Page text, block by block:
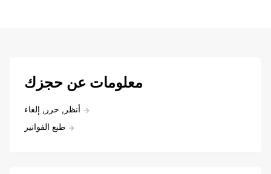
معلومات عن حجزك
أنظر, حرر, إلغاء
طبع الفواتير